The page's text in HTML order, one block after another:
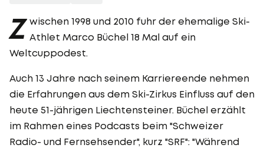
Z wischen 1998 und 2010 fuhr der ehemalige Ski-
Athlet Marco Büchel 18 Mal auf ein
Weltcuppodest.
Auch 13 Jahre nach seinem Karriereende nehmen
die Erfahrungen aus dem Ski-Zirkus Einfluss auf den
heute 51-jährigen Liechtensteiner. Büchel erzählt
im Rahmen eines Podcasts beim "Schweizer
Radio- und Fernsehsender", kurz "SRF": "Während